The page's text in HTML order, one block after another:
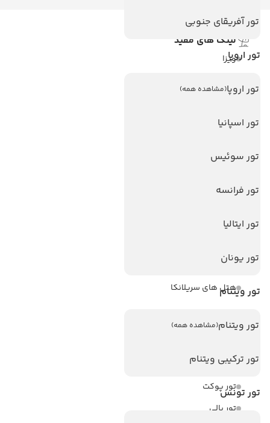
تور آفریقای جنوبی
تور اروپا
تور اروپا(مشاهده همه)
تور اسپانیا
تور سوئیس
تور فرانسه
تور ایتالیا
تور یونان
تور ویتنام
تور ویتنام(مشاهده همه)
تور ترکیبی ویتنام
تور تونس
لینک های مفید
ویزا
تماس با ما
هتل های پر بازدید
هتل های استانبول
هتل های اندونزی
هتل های سریلانکا
تورهای پربازدید
تور آنتالیا
تور پوکت
تور بالی